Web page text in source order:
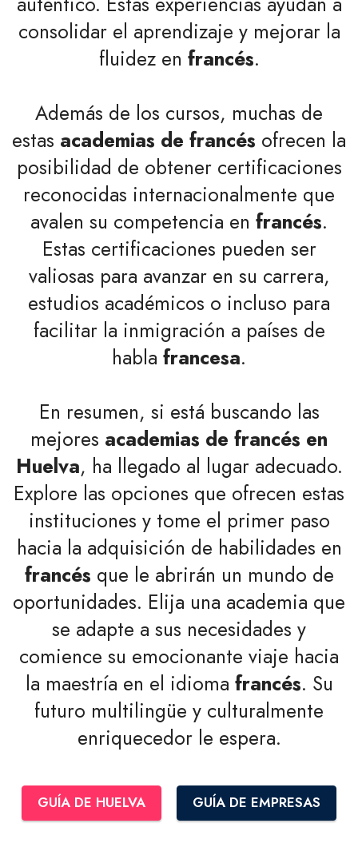
consolidar el aprendizaje y mejorar la
fluidez en francés.
Además de los cursos, muchas de
estas academias de francés ofrecen la
posibilidad de obtener certificaciones
reconocidas internacionalmente que
avalen su competencia en francés.
Estas certificaciones pueden ser
valiosas para avanzar en su carrera,
estudios académicos o incluso para
facilitar la inmigración a países de
habla francesa.
En resumen, si está buscando las
mejores academias de francés en
Huelva, ha llegado al lugar adecuado.
Explore las opciones que ofrecen estas
instituciones y tome el primer paso
hacia la adquisición de habilidades en
francés que le abrirán un mundo de
oportunidades. Elija una academia que
se adapte a sus necesidades y
comience su emocionante viaje hacia
la maestría en el idioma francés. Su
futuro multilingüe y culturalmente
enriquecedor le espera.
GUÍA DE HUELVA GUÍA DE EMPRESAS